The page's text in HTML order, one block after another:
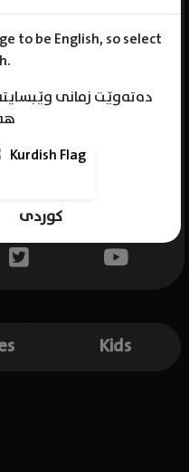
to be English, so select
دەتەوێت زمانی
کوردی
Kids